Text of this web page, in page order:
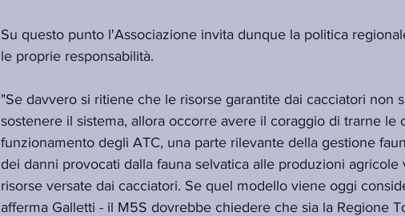
Su questo punto l'Associazione invita dunque la politica
le proprie responsabilità.
"Se davvero si ritiene che le risorse garantite dai cacciatori non
sostenere il sistema, allora occorre avere il coraggio di trarne le
funzionamento degli ATC, una parte rilevante della gestione
dei danni provocati dalla fauna selvatica alle produzioni
risorse versate dai cacciatori. Se quel modello viene oggi
afferma Galletti - il M5S dovrebbe chiedere che sia la Regione